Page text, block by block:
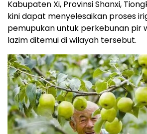
Kabupaten Xi, Provinsi Shanxi,
kini dapat menyelesaikan proses
pemupukan untuk perkebunan pir
lazim ditemui di wilayah tersebut.